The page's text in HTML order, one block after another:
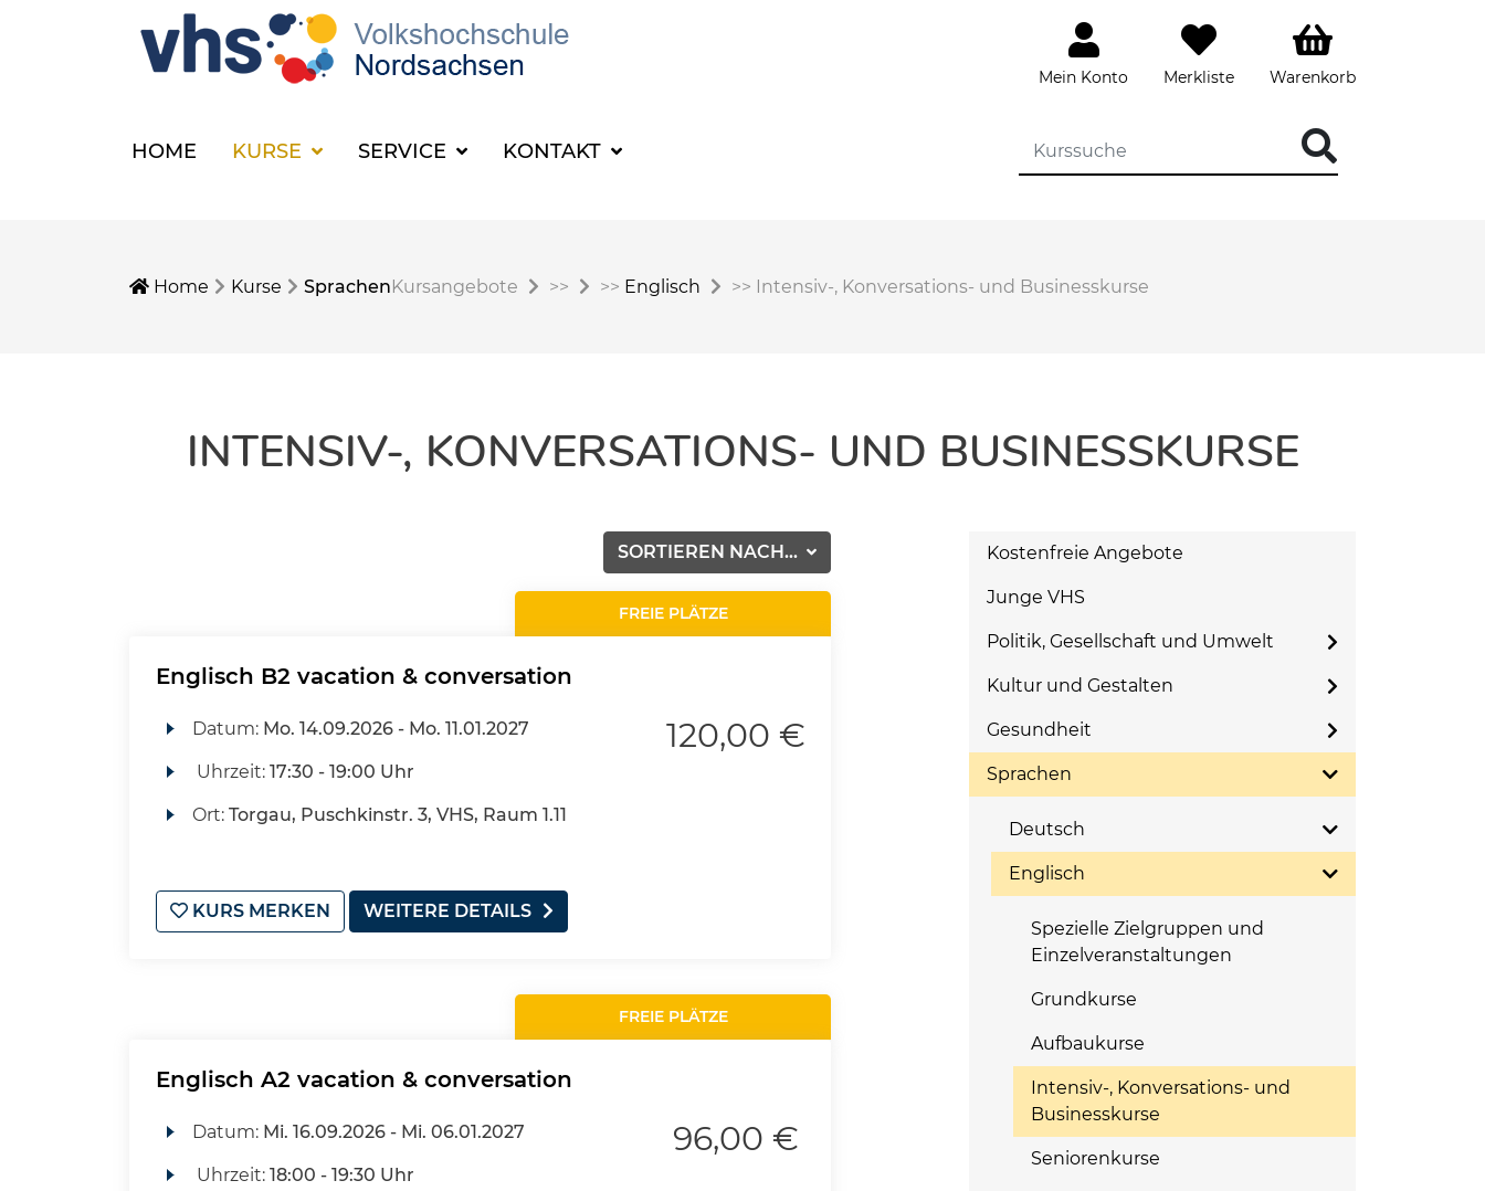
Mein Konto Merkliste Warenkorb
HOME KURSE SERVICE KONTAKT
Home Kurse SprachenKursangebote >> >> Englisch >> Intensiv-, Konversations- und Businesskurse
INTENSIV-, KONVERSATIONS- UND BUSINESSKURSE
SORTIEREN NACH...
FREIE PLÄTZE
Englisch B2 vacation & conversation
Datum: Mo. 14.09.2026 - Mo. 11.01.2027
Uhrzeit: 17:30 - 19:00 Uhr
Ort: Torgau, Puschkinstr. 3, VHS, Raum 1.11
120,00 €
KURS MERKEN WEITERE DETAILS
FREIE PLÄTZE
Englisch A2 vacation & conversation
Datum: Mi. 16.09.2026 - Mi. 06.01.2027
Uhrzeit: 18:00 - 19:30 Uhr
96,00 €
Kostenfreie Angebote
Junge VHS
Politik, Gesellschaft und Umwelt
Kultur und Gestalten
Gesundheit
Sprachen
Deutsch
Englisch
Spezielle Zielgruppen und
Einzelveranstaltungen
Grundkurse
Aufbaukurse
Intensiv-, Konversations- und
Businesskurse
Seniorenkurse